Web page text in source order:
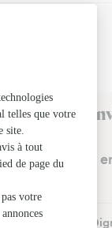
dans ses
Les fleuristes
Fleuristes à